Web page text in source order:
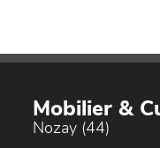
Mobilier &
Nozay (44)